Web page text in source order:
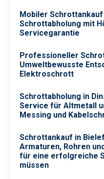
Mobiler
Schrottabholung mit
Servicegarantie
Professioneller
Umweltbewusste
Elektroschrott
Schrottabholung in
Service für Altmetall
Messing und
Schrottankauf in
Armaturen, Rohren
für eine erfolgreiche
müssen